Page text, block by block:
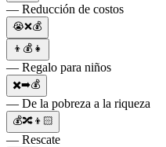
— Reducción de costos
😭❌💰
👦💰👧
— Regalo para niños
✖️➡️💰
— De la pobreza a la riqueza
💰🔀👦🏻
— Rescate